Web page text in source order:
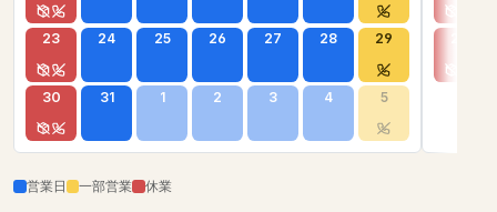
23 24 25 26 27 28 29
30 31 1 2 3 4 5
営業日 一部営業 休業